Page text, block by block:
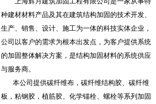
种建材材料产品及其在建筑结构加固的技术开发、
生产、销售、设计、施工为一体的科技实体企业，
公司以客户的需求为根本出发点，为客户提供系统
的加固整体解决方案，是结构加固材料的系统供应
与服务商。
本公司提供碳纤维布，碳纤维结构胶、碳纤维
板，粘钢胶，植筋胶、化学锚栓、螺栓等系列加固